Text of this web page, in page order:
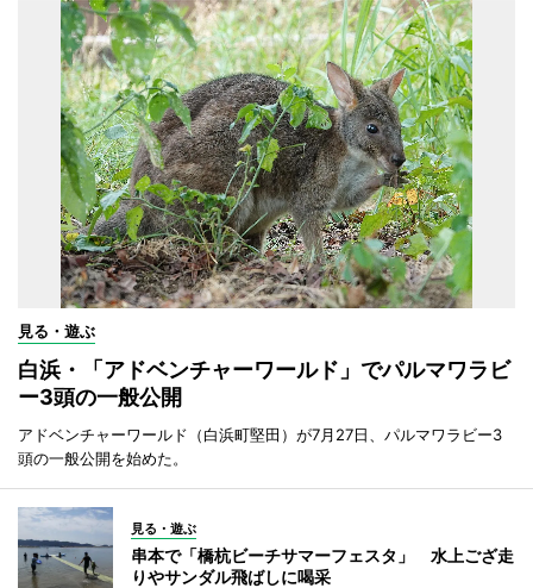
見る・遊ぶ
白浜・「アドベンチャーワールド」でパルマワラビ
ー3頭の一般公開
アドベンチャーワールド（白浜町堅田）が7月27日、パルマワラビー3
頭の一般公開を始めた。
見る・遊ぶ
串本で「橋杭ビーチサマーフェスタ」 水上ござ走
りやサンダル飛ばしに喝采